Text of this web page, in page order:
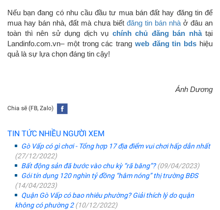
Nếu bạn đang có nhu cầu đầu tư mua bán đất hay đăng tin để
mua hay bán nhà, đất mà chưa biết đăng tin bán nhà ở đâu an
toàn thì nên sử dụng dịch vụ chính chủ đăng bán nhàtại
Landinfo.com.vn– một trong các trang web đăng tin bds hiệu
quả là sự lựa chọn đáng tin cậy!
Ánh Dương
Chia sẽ (FB, Zalo)
TIN TỨC NHIỀU NGƯỜI XEM
Gò Vấp có gì chơi - Tổng hợp 17 địa điểm vui chơi hấp dẫn nhất
(27/12/2022)
Bất động sản đã bước vào chu kỳ “rã băng”?(09/04/2023)
Gói tín dụng 120 nghìn tỷ đồng “hâm nóng” thị trường BĐS
(14/04/2023)
Quận Gò Vấp có bao nhiêu phường? Giải thích lý do quận
không có phường 2(10/12/2022)